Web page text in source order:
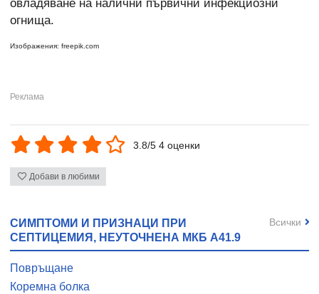
овладяване на налични първични инфекциозни
огнища.
Изображения: freepik.com
3.8/5 4 оценки
Добави в любими
СИМПТОМИ И ПРИЗНАЦИ ПРИ
СЕПТИЦЕМИЯ, НЕУТОЧНЕНА МКБ A41.9
Повръщане
Коремна болка
Всички